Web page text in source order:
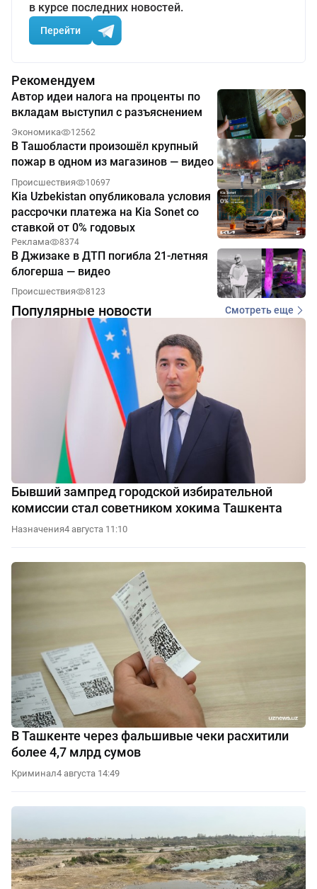
в курсе последних новостей.
Перейти
Рекомендуем
Автор идеи налога на проценты по
вкладам выступил с разъяснением
Экономика 12562
В Ташобласти произошёл крупный
пожар в одном из магазинов — видео
Происшествия 10697
Kia Uzbekistan опубликовала условия
рассрочки платежа на Kia Sonet со
ставкой от 0% годовых
Реклама 8374
В Джизаке в ДТП погибла 21-летняя
блогерша — видео
Происшествия 8123
Популярные новости Смотреть еще
Бывший зампред городской избирательной
комиссии стал советником хокима Ташкента
Назначения4 августа 11:10
В Ташкенте через фальшивые чеки расхитили
более 4,7 млрд сумов
Криминал4 августа 14:49